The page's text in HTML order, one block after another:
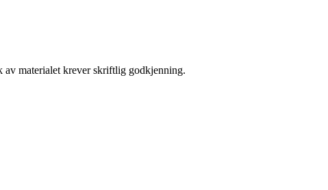
av materialet krever skriftlig godkjenning.